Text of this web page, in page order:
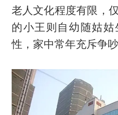
老人文化程度有限，
的小王则自幼随姑
性，家中常年充斥争吵